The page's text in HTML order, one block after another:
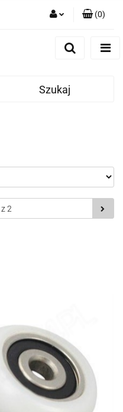
(0)
Szukaj